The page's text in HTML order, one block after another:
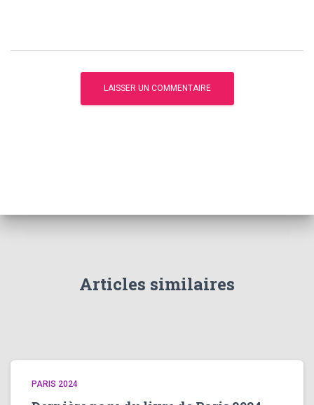
Articles similaires
PARIS 2024